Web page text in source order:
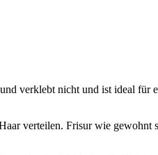
verklebt nicht und ist ideal für
verteilen. Frisur wie gewohnt